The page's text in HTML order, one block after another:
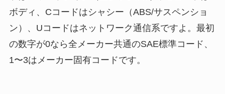
ボディ、Cコードはシャシー（ABS/サスペンショ
ン）、Uコードはネットワーク通信系ですよ。最初
の数字が0なら全メーカー共通のSAE標準コード、
1〜3はメーカー固有コードです。